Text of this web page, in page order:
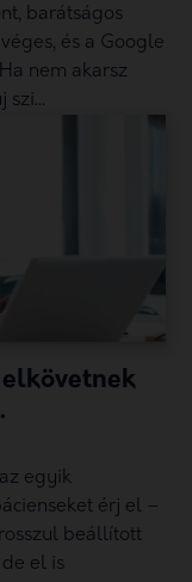
barátságos
és a Google
nem akarsz
szi...
egyik
érj el –
beállított
el is